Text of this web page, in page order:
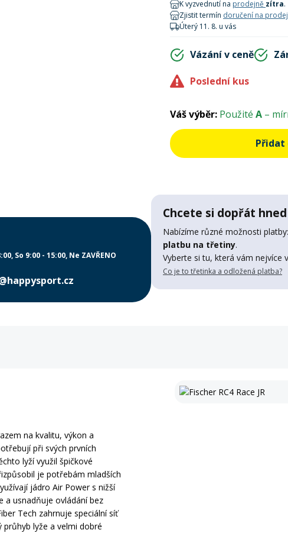
K vyzvednutí na prodejně zítra.
Zjistit termín doručení na
Úterý 11. 8. u vás
Vázání v ceně
Poslední kus
Váš výběr: Použité A –
Přidat
Chcete si dopřát
Nabízíme různé možnosti
platbu na třetiny.
Vyberte si tu, která vám nejvíce
Co je to třetinka a odložená platba?
So 9:00 - 15:00 Ne ZAVŘENO
na kvalitu, výkon a
při svých prvních
lyží využil špičkové
je potřebám mladších
jádro Air Power s nižší
a usnadňuje ovládání bez
Tech zahrnuje speciální síť
průhyb lyže a velmi dobré